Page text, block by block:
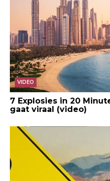
VIDEO
7 Explosies in 20
gaat viraal (video)